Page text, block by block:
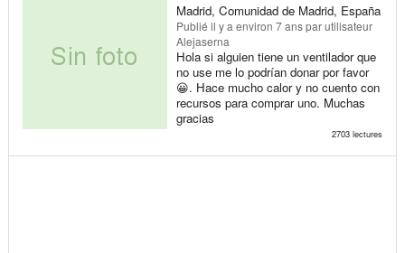
Madrid, Comunidad de Madrid, España
Publié il y a environ 7 anspar utilisateur
Alejaserna
Hola si alguien tiene un ventilador que
no use me lo podrían donar por favor
😀. Hace mucho calor y no cuento con
recursos para comprar uno. Muchas
gracias
2703 lectures